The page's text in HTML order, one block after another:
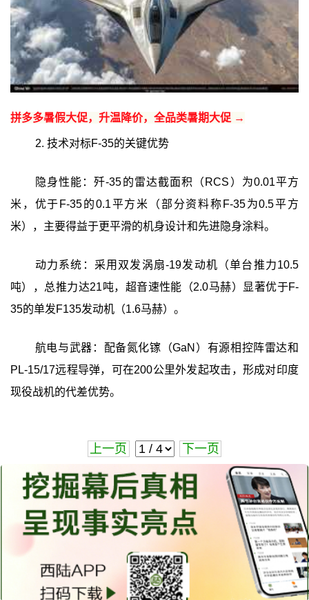
拼多多暑假大促，升温降价，全品类暑期大促 →
2. 技术对标F-35的关键优势
隐身性能：歼-35的雷达截面积（RCS）为0.01平方
米，优于F-35的0.1平方米（部分资料称F-35为0.5平方
米），主要得益于更平滑的机身设计和先进隐身涂料。
动力系统：采用双发涡扇-19发动机（单台推力10.5
吨），总推力达21吨，超音速性能（2.0马赫）显著优于F-
35的单发F135发动机（1.6马赫）。
航电与武器：配备氮化镓（GaN）有源相控阵雷达和
PL-15/17远程导弹，可在200公里外发起攻击，形成对印度
现役战机的代差优势。
上一页 下一页